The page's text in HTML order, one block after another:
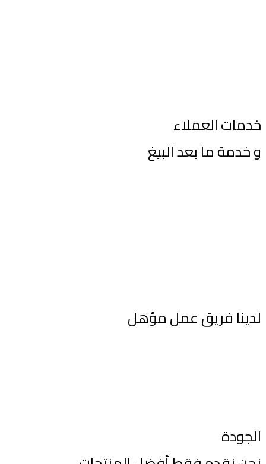
خدمات العملاء
و خدمة ما بعد البيغ
لدينا فريق عمل مؤهل
الجودة